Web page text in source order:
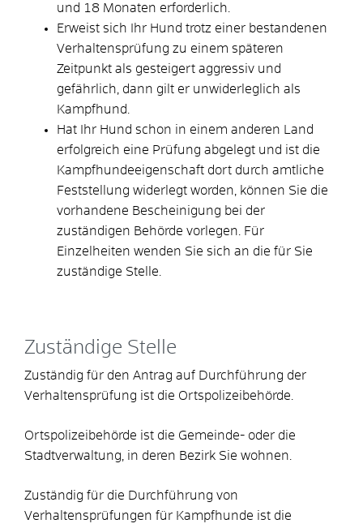
und 18 Monaten erforderlich.
Erweist sich Ihr Hund trotz einer bestandenen
Verhaltensprüfung zu einem späteren
Zeitpunkt als gesteigert aggressiv und
gefährlich, dann gilt er unwiderleglich als
Kampfhund.
Hat Ihr Hund schon in einem anderen Land
erfolgreich eine Prüfung abgelegt und ist die
Kampfhundeeigenschaft dort durch amtliche
Feststellung widerlegt worden, können Sie die
vorhandene Bescheinigung bei der
zuständigen Behörde vorlegen. Für
Einzelheiten wenden Sie sich an die für Sie
zuständige Stelle.
Zuständige Stelle
Zuständig für den Antrag auf Durchführung der
Verhaltensprüfung ist die Ortspolizeibehörde.
Ortspolizeibehörde ist die Gemeinde- oder die
Stadtverwaltung, in deren Bezirk Sie wohnen.
Zuständig für die Durchführung von
Verhaltensprüfungen für Kampfhunde ist die